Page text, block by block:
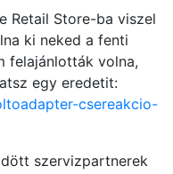
Retail Store-ba viszel
ki neked a fenti
felajánlották volna,
egy eredetit:
csereakcio-
szervizpartnerek